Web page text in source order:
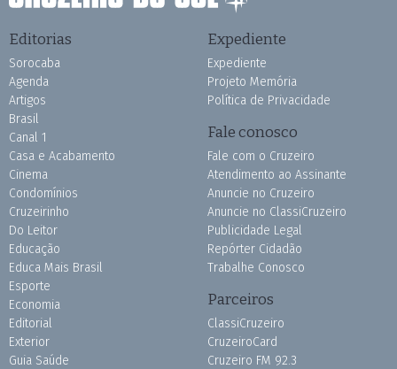
Editorias
Sorocaba
Agenda
Artigos
Brasil
Canal 1
Casa e Acabamento
Cinema
Condomínios
Cruzeirinho
Do Leitor
Educação
Educa Mais Brasil
Esporte
Economia
Editorial
Exterior
Guia Saúde
Expediente
Expediente
Projeto Memória
Política de Privacidade
Fale conosco
Fale com o Cruzeiro
Atendimento ao Assinante
Anuncie no Cruzeiro
Anuncie no ClassiCruzeiro
Publicidade Legal
Repórter Cidadão
Trabalhe Conosco
Parceiros
ClassiCruzeiro
CruzeiroCard
Cruzeiro FM 92.3